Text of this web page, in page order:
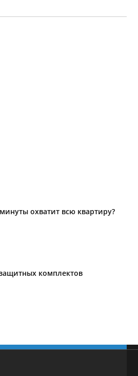
охватит всю квартиру?
комплектов